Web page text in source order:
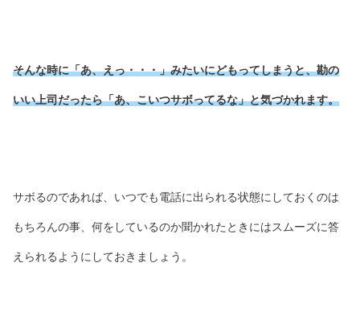
そんな時に「あ、えっ・・・」みたいにどもってしまうと、勘の
いい上司だったら「あ、こいつサボってるな」と気づかれます。
サボるのであれば、いつでも電話に出られる状態にしておくのは
もちろんの事、何をしているのか聞かれたときにはスムーズに答
えられるようにしておきましょう。